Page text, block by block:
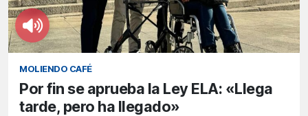
MOLIENDO CAFÉ
Por fin se aprueba la Ley ELA: «Llega
tarde, pero ha llegado»